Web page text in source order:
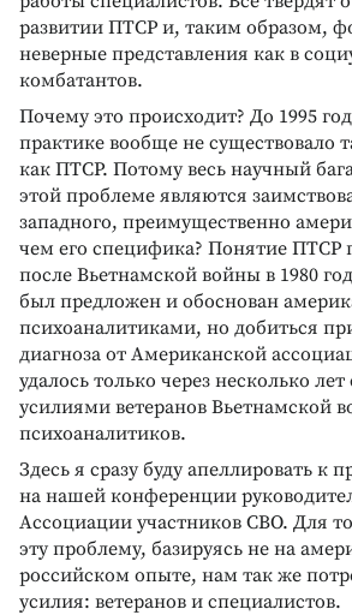
развитии ПТСР и, таким образом,
неверные представления как в
комбатантов.
Почему это происходит? До 1995
практике вообще не существовало
как ПТСР. Потому весь научный
этой проблеме являются
западного, преимущественно
чем его специфика? Понятие
после Вьетнамской войны в 1980
был предложен и обоснован
психоаналитиками, но добиться
диагноза от Американской
удалось только через несколько
усилиями ветеранов Вьетнамcкой
психоаналитиков.
Здесь я сразу буду апеллировать к
на нашей конференции
Ассоциации участников СВО. Для
эту проблему, базируясь не на
российском опыте, нам так же
усилия: ветеранов и специалистов.